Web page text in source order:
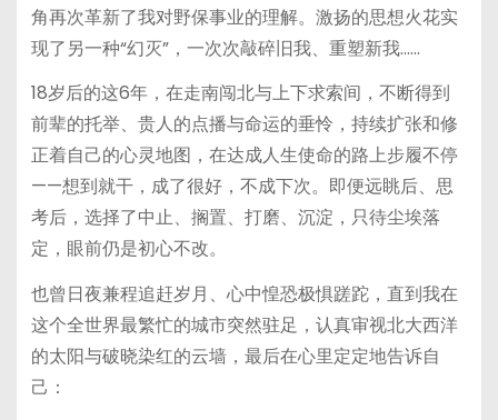
角再次革新了我对野保事业的理解。激扬的思想火花实
现了另一种“幻灭”，一次次敲碎旧我、重塑新我……
18岁后的这6年，在走南闯北与上下求索间，不断得到
前辈的托举、贵人的点播与命运的垂怜，持续扩张和修
正着自己的心灵地图，在达成人生使命的路上步履不停
——想到就干，成了很好，不成下次。即便远眺后、思
考后，选择了中止、搁置、打磨、沉淀，只待尘埃落
定，眼前仍是初心不改。
也曾日夜兼程追赶岁月、心中惶恐极惧蹉跎，直到我在
这个全世界最繁忙的城市突然驻足，认真审视北大西洋
的太阳与破晓染红的云墙，最后在心里定定地告诉自
己：